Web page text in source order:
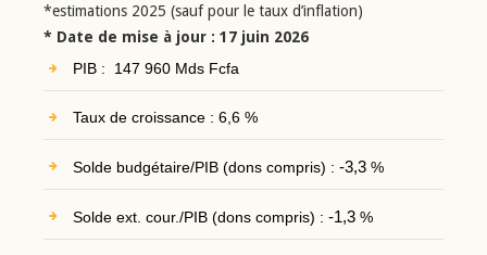
*estimations 2025 (sauf pour le taux d’inflation)
* Date de mise à jour : 17 juin 2026
PIB : 147 960 Mds Fcfa
Taux de croissance : 6,6 %
Solde budgétaire/PIB (dons compris) : -3,3%
Solde ext. cour./PIB (dons compris) : -1,3%